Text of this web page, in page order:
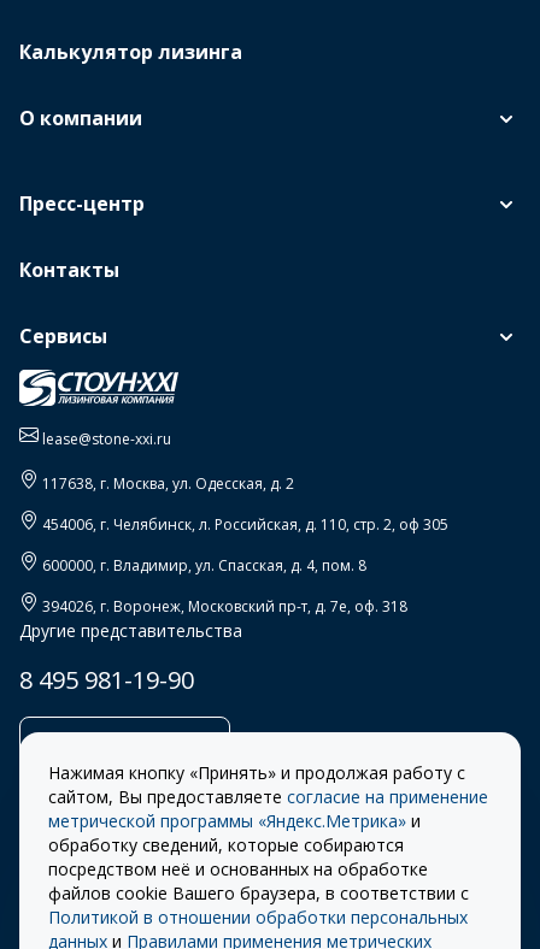
Калькулятор лизинга
О компании
Пресс-центр
Контакты
Сервисы
lease@stone-xxi.ru
117638, г. Москва,ул. Одесская, д. 2
454006, г. Челябинск,л. Российская, д. 110, стр. 2, оф 305
600000, г. Владимир,ул. Спасская, д. 4, пом. 8
394026, г. Воронеж,Московский пр-т, д. 7е, оф. 318
Другие представительства
8 495 981-19-90
© 2026 «СТОУН-XXI»
Разработка сайта –
ITECH
Правила
использования cookie
Правила пользования
Нажимая кнопку «Принять» и продолжая работу с
сайтом, Вы предоставляете согласие на применение
метрической программы «Яндекс.Метрика» и
обработку сведений, которые собираются
посредством неё и основанных на обработке
файлов cookie Вашего браузера, в соответствии с
Политикой в отношении обработки персональных
данных и Правилами применения метрических